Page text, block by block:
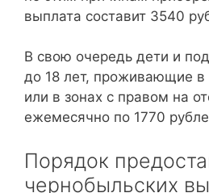
выплата составит 3540
В свою очередь дети и
до 18 лет, проживающие в
или в зонах с правом на
ежемесячно по 1770
Порядок
чернобыльских